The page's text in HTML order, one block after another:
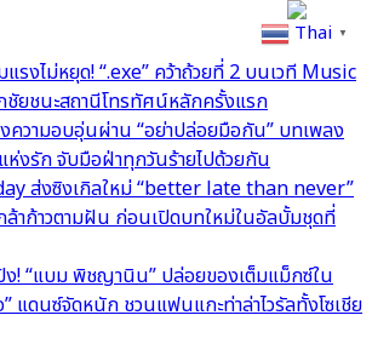
รงไม่หยุด! “.exe” คว้าถ้วยที่ 2 บนเวที Music
ยชนะสถานีโทรทัศน์หลักครั้งแรก
ความอบอุ่นผ่าน “อย่าปล่อยมือกัน” บทเพลง
งรัก จับมือฝ่าทุกวันร้ายไปด้วยกัน
ส่งซิงเกิลใหม่ “better late than never”
าก้าวตามฝัน ก่อนเปิดบทใหม่ในอัลบั้มชุดที่
! “แบม พิชญานิน” ปล่อยของเต็มแม็กซ์ใน
แดนซ์จัดหนัก ชวนแฟนแกะท่าล่าไวรัลทั้งโซเชีย
Thai ▼